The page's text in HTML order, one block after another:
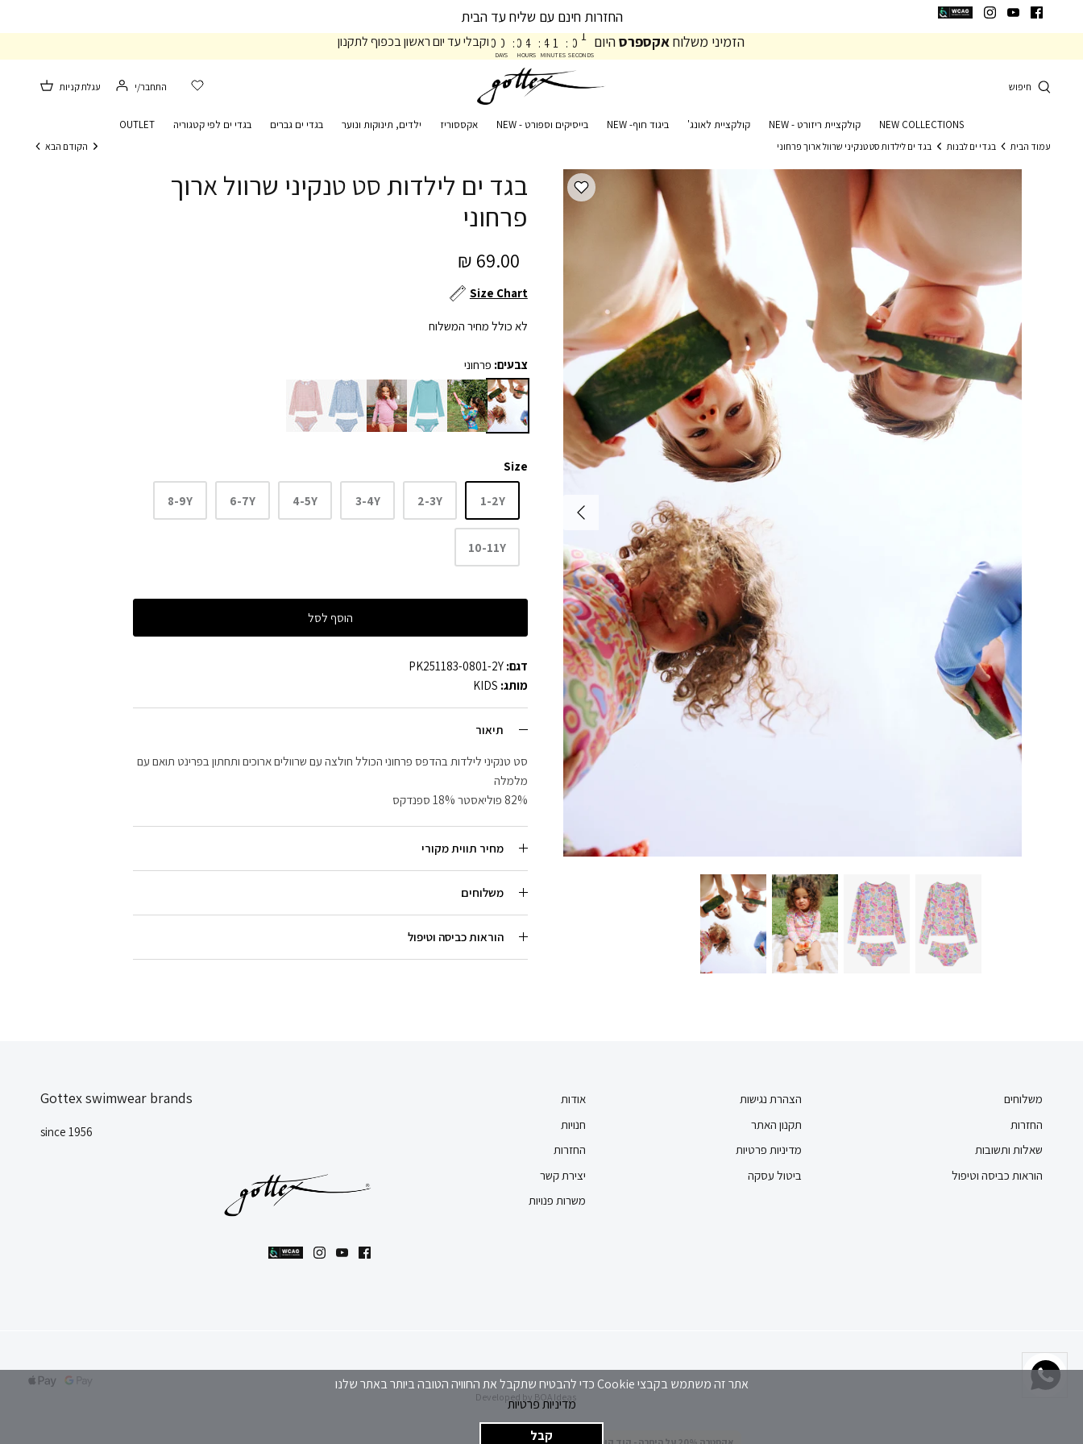
אתר זה משתמש בקבצי Cookie כדי להבטיח שתקבל את החוויה הטובה ביותר באתר שלנו
מדיניות פרטיות
קבל
החזרות חינם עם שליח עד הבית
הזמיני משלוחאקספרסהיום 0
0
DAYS
: 4
0
HOURS
: 1
4
MINUTES
:
0
1
0
0
SECONDS
וקבלי עד יום ראשון בכפוף לתקנון
חיפוש התחבר/י עגלת קניות
NEW COLLECTIONS קולקציית ריזורט - NEW קולקציית לאונג' ביגוד חוף- NEW בייסיקים וספורט - NEW אקססוריז ילדים, תינוקות ונוער בגדי ים גברים בגדי ים לפי קטגוריה OUTLET
עמוד הבית בגדי ים לבנות בגד ים לילדות סט טנקיני שרוול ארוך פרחוני הקודם הבא
בגד ים לילדות סט טנקיני שרוול ארוך
פרחוני
69.00 ₪
Size Chart
לא כולל מחיר המשלוח
צבעים: פרחוני
Size
1-2Y
2-3Y
3-4Y
4-5Y
6-7Y
8-9Y
10-11Y
הוסף לסל
דגם: PK251183-0801-2Y
מותג: KIDS
תיאור
סט טנקיני לילדות בהדפס פרחוני הכולל חולצה עם שרוולים ארוכים ותחתון בפרינט תואם עם
מלמלה
82% פוליאסטר 18% ספנדקס
מחיר תווית מקורי
משלוחים
הוראות כביסה וטיפול
משלוחים
החזרות
שאלות ותשובות
הוראות כביסה וטיפול
הצהרת נגישות
תקנון האתר
מדיניות פרטיות
ביטול עסקה
אודות
חנויות
החזרות
יצירת קשר
משרות פנויות
Gottex swimwear brands
since 1956
Developed by BOA Ideas